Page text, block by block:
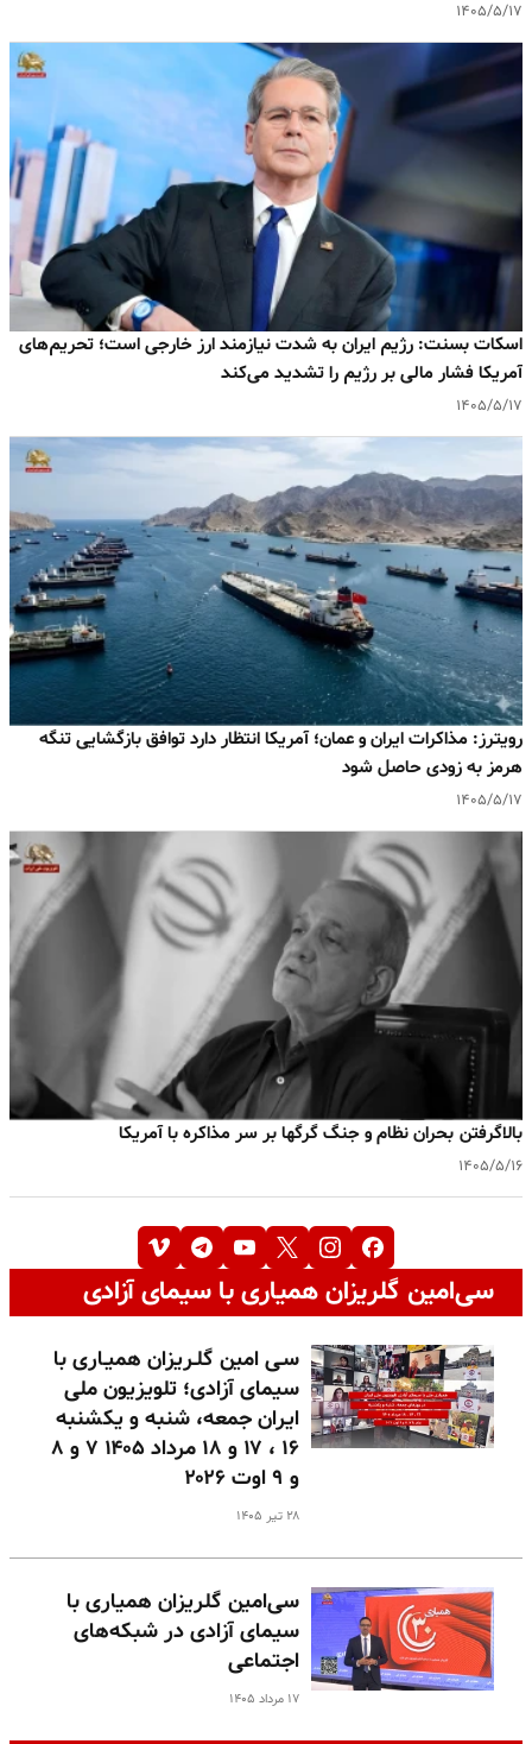
۱۴۰۵/۵/۱۷
اسکات بسنت: رژیم ایران به‌ شدت نیازمند ارز خارجی است؛ تحریم‌های
آمریکا فشار مالی بر رژیم را تشدید می‌کند
۱۴۰۵/۵/۱۷
رویترز: مذاکرات ایران و عمان؛ آمریکا انتظار دارد توافق بازگشایی تنگه
هرمز به‌ زودی حاصل شود
۱۴۰۵/۵/۱۷
بالا‌گرفتن بحران نظام و جنگ گرگها بر سر مذاکره با آمریکا
۱۴۰۵/۵/۱۶
سی‌امین گلریزان همیاری با سیمای آزادی
سـی امین گلـریزان همیـاری با
سیمای آزادی؛ تلویزیون ملی
ایران جمعه، شنبه و یکشنبه
۱۶ ، ۱۷ و ۱۸ مرداد ۱۴۰۵ ۷ و ۸
و ۹ اوت ۲۰۲۶
۲۸ تیر ۱۴۰۵
سی‌امین گلریزان همیاری با
سیمای آزادی در شبکه‌های
اجتماعی
۱۷ مرداد ۱۴۰۵